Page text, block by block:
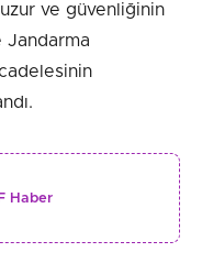
ve güvenliğinin
Jandarma
Haber